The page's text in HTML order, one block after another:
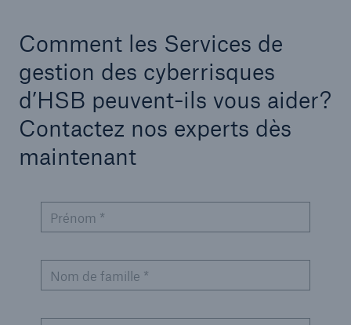
Comment les Services de
gestion des cyberrisques
d’HSB peuvent-ils vous aider?
Contactez nos experts dès
maintenant
Prénom *
Nom de famille *